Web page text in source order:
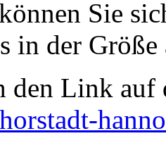
Sie
in der
den Link auf